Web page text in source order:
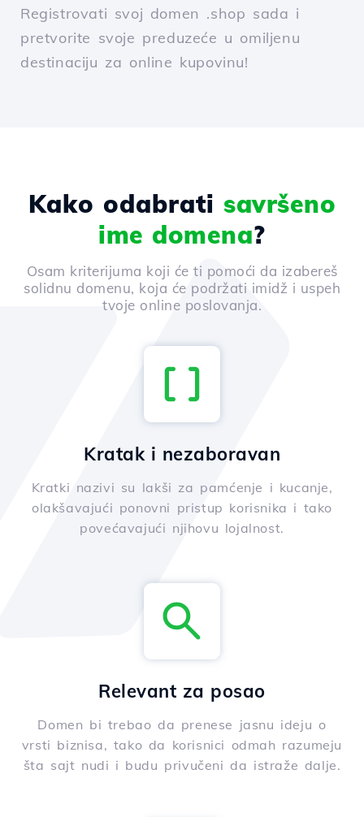
Registrovati svoj domen .shop sada i
pretvorite svoje preduzeće u omiljenu
destinaciju za online kupovinu!
Kako odabrati savršeno
ime domena?
Osam kriterijuma koji će ti pomoći da izabereš
solidnu domenu, koja će podržati imidž i uspeh
tvoje online poslovanja.
Kratak i nezaboravan
Kratki nazivi su lakši za pamćenje i kucanje,
olakšavajući ponovni pristup korisnika i tako
povećavajući njihovu lojalnost.
Relevant za posao
Domen bi trebao da prenese jasnu ideju o
vrsti biznisa, tako da korisnici odmah razumeju
šta sajt nudi i budu privučeni da istraže dalje.